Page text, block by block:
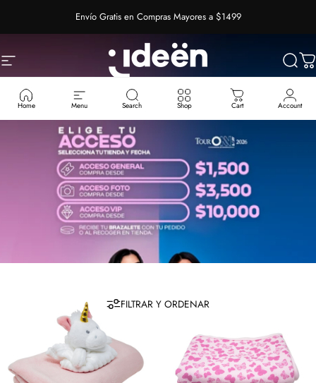
Envío Gratis en Compras Mayores a $1499
Navegación IdeenstoresMX
Home Menu Search Shop Cart Account
FILTRAR Y ORDENAR